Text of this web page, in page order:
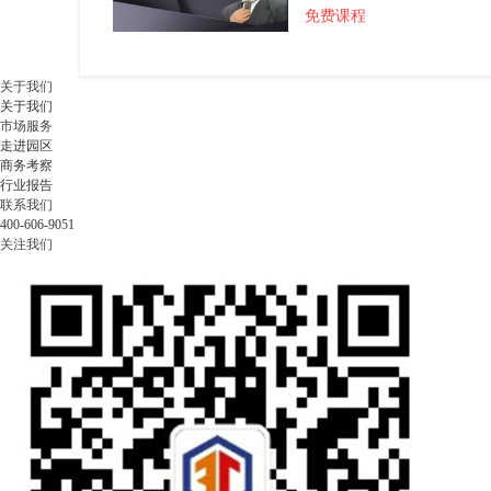
免费课程
关于我们
关于我们
市场服务
走进园区
商务考察
行业报告
联系我们
400-606-9051
关注我们